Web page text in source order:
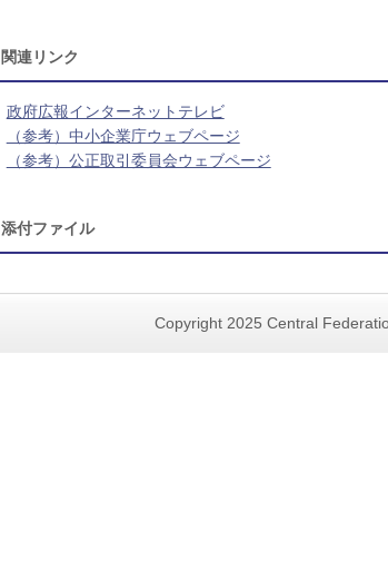
関連リンク
政府広報インターネットテレビ
（参考）中小企業庁ウェブページ
（参考）公正取引委員会ウェブページ
添付ファイル
Copyright 2025 Central